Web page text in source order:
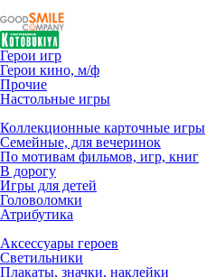
Герои игр
Герои кино, м/ф
Прочие
Настольные игры
Коллекционные карточные игры
Семейные, для вечеринок
По мотивам фильмов, игр, книг
В дорогу
Игры для детей
Головоломки
Атрибутика
Аксессуары героев
Светильники
Плакаты, значки, наклейки